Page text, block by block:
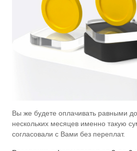
Вы же будете оплачивать равными
нескольких месяцев именно такую
согласовали с Вами без переплат.